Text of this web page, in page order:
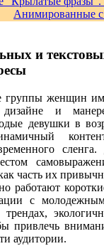
и
группы женщин
и
девушки в
часть их
работают
с
привлечь
аудитории.